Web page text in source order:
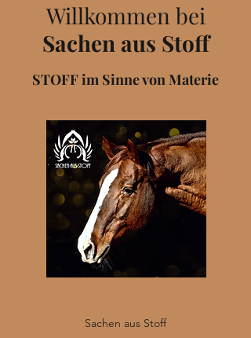
Willkommen bei
Sachen aus Stoff
STOFF im Sinne von Materie
Sachen aus Stoff